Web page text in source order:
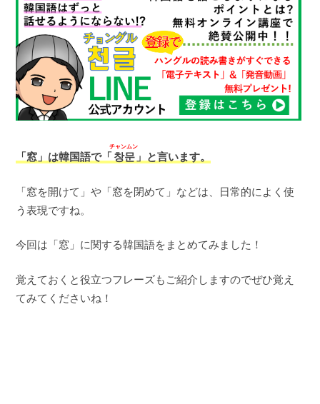
「窓」は韓国語で「 창문
チャンムン
」と言います。
「窓を開けて」や「窓を閉めて」などは、日常的によく使
う表現ですね。
今回は「窓」に関する韓国語をまとめてみました！
覚えておくと役立つフレーズもご紹介しますのでぜひ覚え
てみてくださいね！